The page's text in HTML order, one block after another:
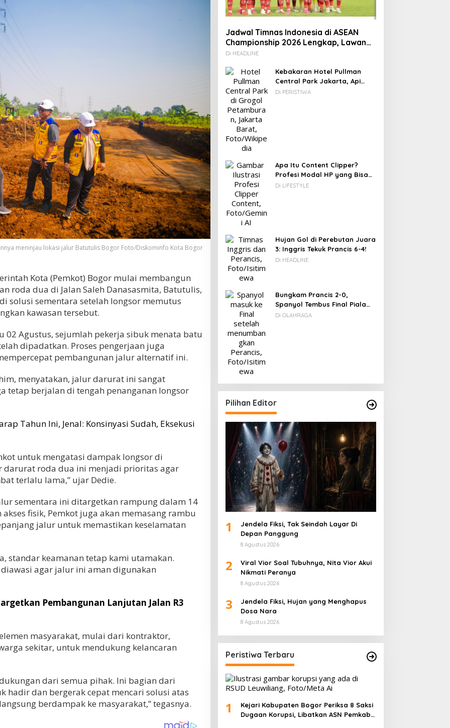
meninjau lokasi jalur Batutulis Bogor Foto/Diskominfo Kota Bogor
Kota (Pemkot) Bogor mulai membangun
roda dua di Jalan Saleh Danasasmita, Batutulis,
solusi sementara setelah longsor memutus
kawasan tersebut.
02 Agustus, sejumlah pekerja sibuk menata batu
dipadatkan. Proses pengerjaan juga
pembangunan jalur alternatif ini.
menyatakan, jalur darurat ini sangat
tetap berjalan di tengah penanganan longsor
Tahun Ini, Jenal: Konsinyasi Sudah, Eksekusi
untuk mengatasi dampak longsor di
darurat roda dua ini menjadi prioritas agar
terlalu lama,” ujar Dedie.
sementara ini ditargetkan rampung dalam 14
fisik, Pemkot juga akan memasang rambu
jalur untuk memastikan keselamatan
standar keamanan tetap kami utamakan.
agar jalur ini aman digunakan
Pembangunan Lanjutan Jalan R3
masyarakat, mulai dari kontraktor,
sekitar, untuk mendukung kelancaran
dari semua pihak. Ini bagian dari
hadir dan bergerak cepat mencari solusi atas
berdampak ke masyarakat,” tegasnya.
Jadwal Timnas Indonesia di ASEAN
Championship 2026 Lengkap, Lawan
Kamboja hingga Vietnam
Di HEADLINE
Kebakaran Hotel Pullman
Central Park Jakarta, Api
Berawal dari Gedung Parkir
Di PERISTIWA
Apa Itu Content Clipper?
Profesi Modal HP yang Bisa
Menghasilkan Puluhan Juta
Di LIFESTYLE
Hujan Gol di Perebutan Juara
3: Inggris Tekuk Prancis 6-4!
Di HEADLINE
Bungkam Prancis 2-0,
Spanyol Tembus Final Piala
Dunia 2026
Di OLAHRAGA
Pilihan Editor
1
Jendela Fiksi, Tak Seindah Layar Di
Depan Panggung
8 Agustus 2026
2
Viral Vior Soal Tubuhnya, Nita Vior Akui
Nikmati Peranya
8 Agustus 2026
3
Jendela Fiksi, Hujan yang Menghapus
Dosa Nara
8 Agustus 2026
Peristiwa Terbaru
1
Kejari Kabupaten Bogor Periksa 8 Saksi
Dugaan Korupsi, Libatkan ASN Pemkab